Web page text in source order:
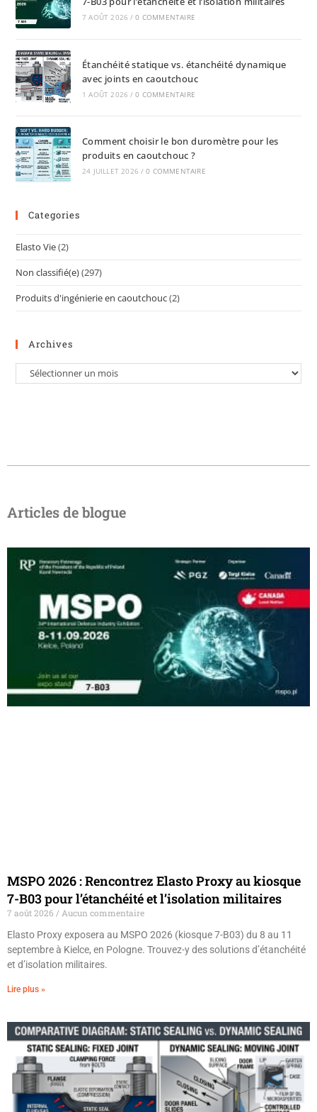
7 AOÛT 2026 / 0 COMMENTAIRE
Étanchéité statique vs. étanchéité dynamique
avec joints en caoutchouc
1 AOÛT 2026 / 0 COMMENTAIRE
Comment choisir le bon duromètre pour les
produits en caoutchouc ?
24 JUILLET 2026 / 0 COMMENTAIRE
Categories
Elasto Vie(2)
Non classifié(e)(297)
Produits d'ingénierie en caoutchouc(2)
Archives
Articles de blogue
MSPO 2026 : Rencontrez Elasto Proxy au kiosque
7-B03 pour l’étanchéité et l’isolation militaires
7 août 2026
Aucun commentaire
Elasto Proxy exposera au MSPO 2026 (kiosque 7-B03) du 8 au 11
septembre à Kielce, en Pologne. Trouvez-y des solutions d’étanchéité
et d’isolation militaires.
Lire plus »